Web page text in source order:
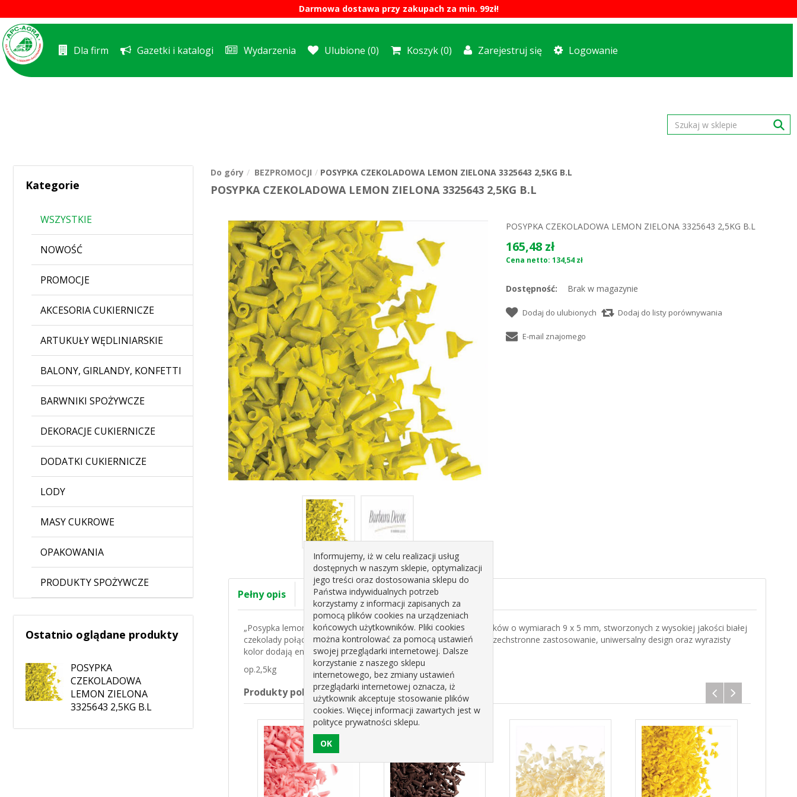
Darmowa dostawa przy zakupach za min. 99zł!
Dla firm Gazetki i katalogi Wydarzenia Ulubione (0) Koszyk (0) Zarejestruj się Logowanie
Kategorie
WSZYSTKIE
NOWOŚĆ
PROMOCJE
AKCESORIA CUKIERNICZE
ARTUKUŁY WĘDLINIARSKIE
BALONY, GIRLANDY, KONFETTI
BARWNIKI SPOŻYWCZE
DEKORACJE CUKIERNICZE
DODATKI CUKIERNICZE
LODY
MASY CUKROWE
OPAKOWANIA
PRODUKTY SPOŻYWCZE
Ostatnio oglądane produkty
POSYPKA
CZEKOLADOWA
LEMON ZIELONA
3325643 2,5KG B.L
Do góry BEZPROMOCJI POSYPKA CZEKOLADOWA LEMON ZIELONA 3325643 2,5KG B.L
POSYPKA CZEKOLADOWA LEMON ZIELONA 3325643 2,5KG B.L
POSYPKA CZEKOLADOWA LEMON ZIELONA 3325643 2,5KG B.L
165,48 zł
Cena netto: 134,54 zł
Dostępność: Brak w magazynie
Pełny opis Specyfikacja
„Posypka lemon” to kolorowa dekoracja w formie drobnych wiórków o wymiarach 9 x 5 mm, stworzonych z wysokiej jakości białej
czekolady połączonej z naturalnym limonkowym barwnikiem. Wszechstronne zastosowanie, uniwersalny design oraz wyrazisty
kolor dodają energii i przyciągają uwagę amatorów słodkości.
op.2,5kg
Produkty pokrewne
Informujemy, iż w celu realizacji usług
dostępnych w naszym sklepie, optymalizacji
jego treści oraz dostosowania sklepu do
Państwa indywidualnych potrzeb
korzystamy z informacji zapisanych za
pomocą plików cookies na urządzeniach
końcowych użytkowników. Pliki cookies
można kontrolować za pomocą ustawień
swojej przeglądarki internetowej. Dalsze
korzystanie z naszego sklepu
internetowego, bez zmiany ustawień
przeglądarki internetowej oznacza, iż
użytkownik akceptuje stosowanie plików
cookies. Więcej informacji zawartych jest w
polityce prywatności sklepu.